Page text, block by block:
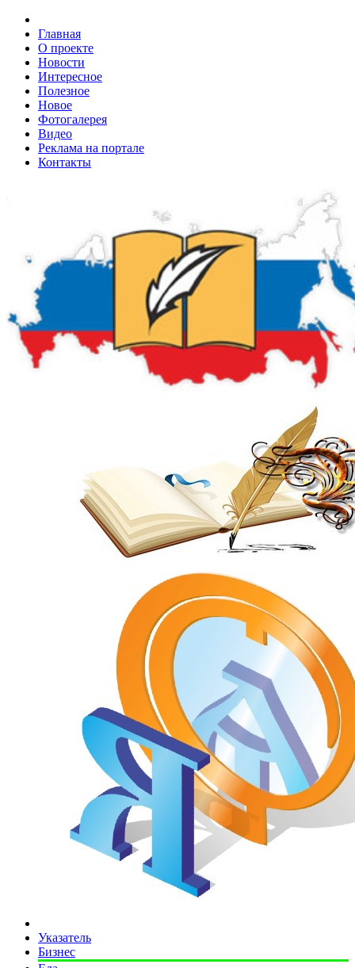
Главная
О проекте
Новости
Интересное
Полезное
Новое
Фотогалерея
Видео
Реклама на портале
Контакты
Указатель
Бизнес